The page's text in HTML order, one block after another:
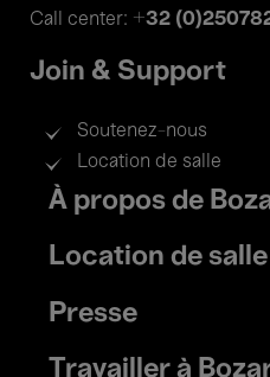
Call center: +32
Join & Support
Soutenez-nous
Location de salle
Footer
menu
À propos de
Location de salle
Presse
Travailler à